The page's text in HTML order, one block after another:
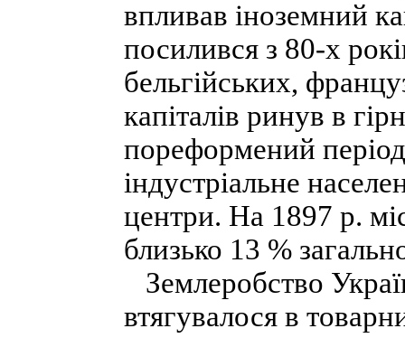
впливав іно­земний
посилився з 80-х
бельгійських,
капіталів ринув в
пореформений
індустріальне
центри. На 1897 р.
близько 13 %
Землеробство
втягувалося в